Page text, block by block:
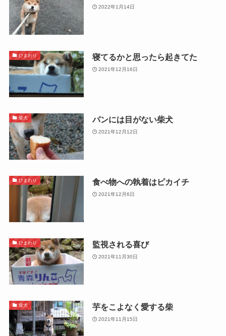
2022年1月14日
ひまわり 寝てるかと思ったら起きてた
2021年12月16日
柴犬 パンには目がない柴犬
2021年12月12日
ひまわり 食べ物への執着はピカイチ
2021年12月6日
ひまわり 監視される喜び
2021年11月30日
柴犬 芋をこよなく愛する柴
2021年11月15日